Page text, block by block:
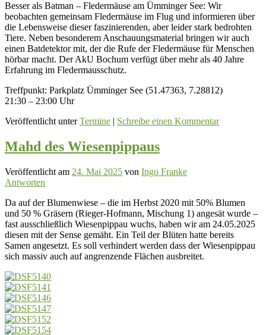
Besser als Batman – Fledermäuse am Ümminger See: Wir
beobachten gemeinsam Fledermäuse im Flug und informieren über
die Lebensweise dieser faszinierenden, aber leider stark bedrohten
Tiere. Neben besonderem Anschauungsmaterial bringen wir auch
einen Batdetektor mit, der die Rufe der Fledermäuse für Menschen
hörbar macht. Der AkU Bochum verfügt über mehr als 40 Jahre
Erfahrung im Fledermausschutz.
Treffpunkt: Parkplatz Ümminger See (51.47363, 7.28812)
21:30 – 23:00 Uhr
Veröffentlicht unter Termine | Schreibe einen Kommentar
Mahd des Wiesenpippaus
Veröffentlicht am 24. Mai 2025 von Ingo Franke
Antworten
Da auf der Blumenwiese – die im Herbst 2020 mit 50% Blumen
und 50 % Gräsern (Rieger-Hofmann, Mischung 1) angesät wurde –
fast ausschließlich Wiesenpippau wuchs, haben wir am 24.05.2025
diesen mit der Sense gemäht. Ein Teil der Blüten hatte bereits
Samen angesetzt. Es soll verhindert werden dass der Wiesenpippau
sich massiv auch auf angrenzende Flächen ausbreitet.